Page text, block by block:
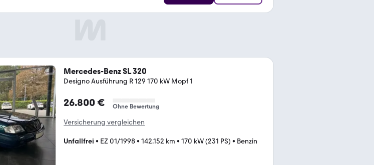
Mercedes-Benz SL 320
Designo Ausführung R 129 170 kW Mopf 1
26.800 € Ohne Bewertung
Versicherung vergleichen
Unfallfrei • EZ 01/1998• 142.152 km • 170 kW (231 PS) • Benzin